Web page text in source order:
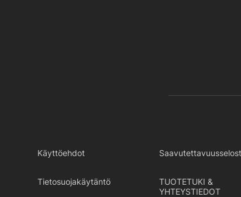
Käyttöehdot
Tietosuojakäytäntö
TUOTETUKI &
YHTEYSTIEDOT